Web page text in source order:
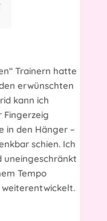
Trainern hatte
erwünschten
kann ich
Fingerzeig
in den Hänger –
schien. Ich
uneingeschränkt
Tempo